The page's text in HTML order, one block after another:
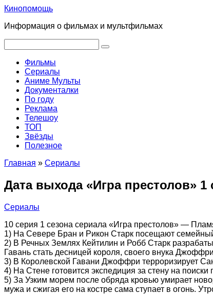
Перейти
контенту
Кинопомощь
Информация о фильмах и мультфильмах
Фильмы
Сериалы
Аниме Мульты
Документалки
По году
Реклама
Телешоу
ТОП
Звёзды
Полезное
Главная » Сериалы
Дата выхода «Игра престолов» 1
Сериалы
10 серия 1 сезона сериала «Игра престолов» —
1) На Севере Бран и Рикон Старк посещают
2) В Речных Землях Кейтилин и Робб Старк
Гавань стать десницей короля, своего внука
3) В Королевской Гавани Джоффри терроризирует
4) На Стене готовится экспедиция за стену на
5) За Узким морем после обряда кровью умирает
мужа и сжигая его на костре сама ступает в огонь.